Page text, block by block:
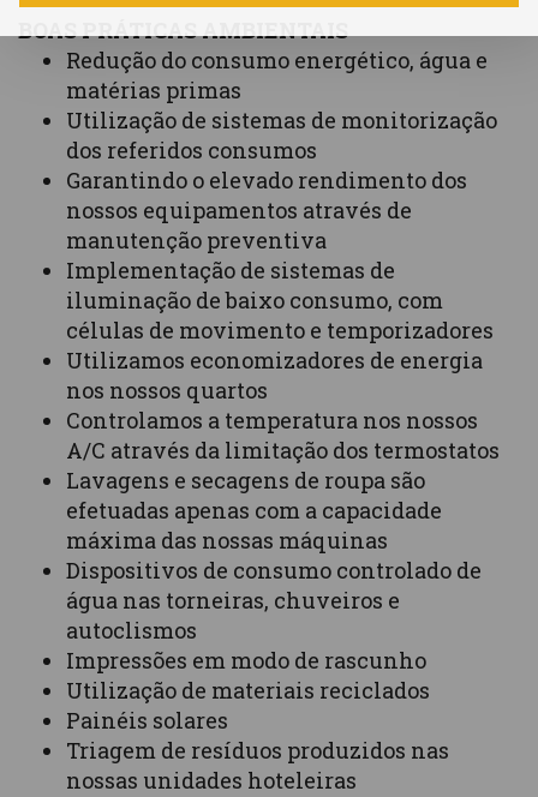
BOAS PRÁTICAS AMBIENTAIS
Redução do consumo energético, água e
matérias primas
Utilização de sistemas de monitorização
dos referidos consumos
Garantindo o elevado rendimento dos
nossos equipamentos através de
manutenção preventiva
Implementação de sistemas de
iluminação de baixo consumo, com
células de movimento e temporizadores
Utilizamos economizadores de energia
nos nossos quartos
Controlamos a temperatura nos nossos
A/C através da limitação dos termostatos
Lavagens e secagens de roupa são
efetuadas apenas com a capacidade
máxima das nossas máquinas
Dispositivos de consumo controlado de
água nas torneiras, chuveiros e
autoclismos
Impressões em modo de rascunho
Utilização de materiais reciclados
Painéis solares
Triagem de resíduos produzidos nas
nossas unidades hoteleiras